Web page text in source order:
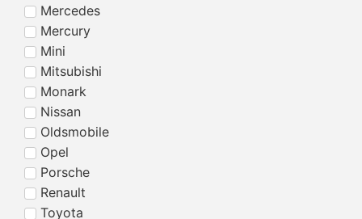
Mercedes
Mercury
Mini
Mitsubishi
Monark
Nissan
Oldsmobile
Opel
Porsche
Renault
Toyota